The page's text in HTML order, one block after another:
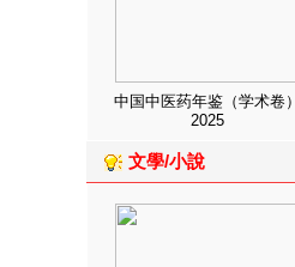
中国中医药年鉴（学术卷）
2025
文學/小說